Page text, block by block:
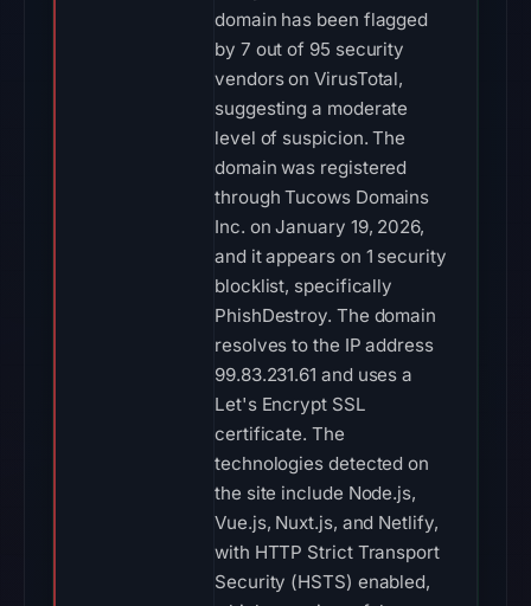
domain has been flagged
by 7 out of 95 security
vendors on VirusTotal,
suggesting a moderate
level of suspicion. The
domain was registered
through Tucows Domains
Inc. on January 19, 2026,
and it appears on 1 security
blocklist, specifically
PhishDestroy. The domain
resolves to the IP address
99.83.231.61 and uses a
Let's Encrypt SSL
certificate. The
technologies detected on
the site include Node.js,
Vue.js, Nuxt.js, and Netlify,
with HTTP Strict Transport
Security (HSTS) enabled,